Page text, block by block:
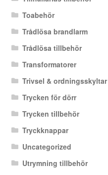
Toabehör
Trådlösa brandlarm
Trådlösa tillbehör
Transformatorer
Trivsel & ordningsskyltar
Trycken för dörr
Trycken tillbehör
Tryckknappar
Uncategorized
Utrymning tillbehör